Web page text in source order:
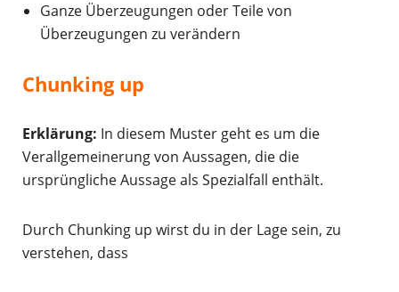
Ganze Überzeugungen oder Teile von
Überzeugungen zu verändern
Chunking up
Erklärung: In diesem Muster geht es um die
Verallgemeinerung von Aussagen, die die
ursprüngliche Aussage als Spezialfall enthält.
Durch Chunking up wirst du in der Lage sein, zu
verstehen, dass